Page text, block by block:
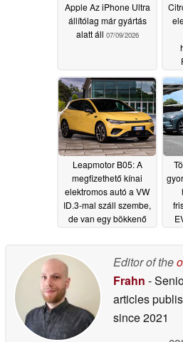
Apple Az iPhone Ultra
állítólag már gyártás
alatt áll 07/09/2026
Leapmotor B05: A
megfizethető kínai
elektromos autó a VW
ID.3-mal száll szembe,
de van egy bökkenő
Editor of the
Frahn -
articles
since 2021